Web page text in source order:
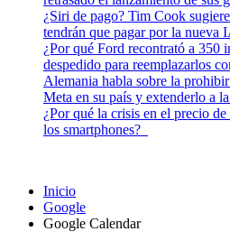
¿Siri de pago? Tim Cook
tendrán que pagar por la nueva
¿Por qué Ford recontrató a 350
despedido para reemplazarlos
Alemania habla sobre la
Meta en su país y extenderlo a
¿Por qué la crisis en el precio
los smartphones?
Inicio
Google
Google Calendar